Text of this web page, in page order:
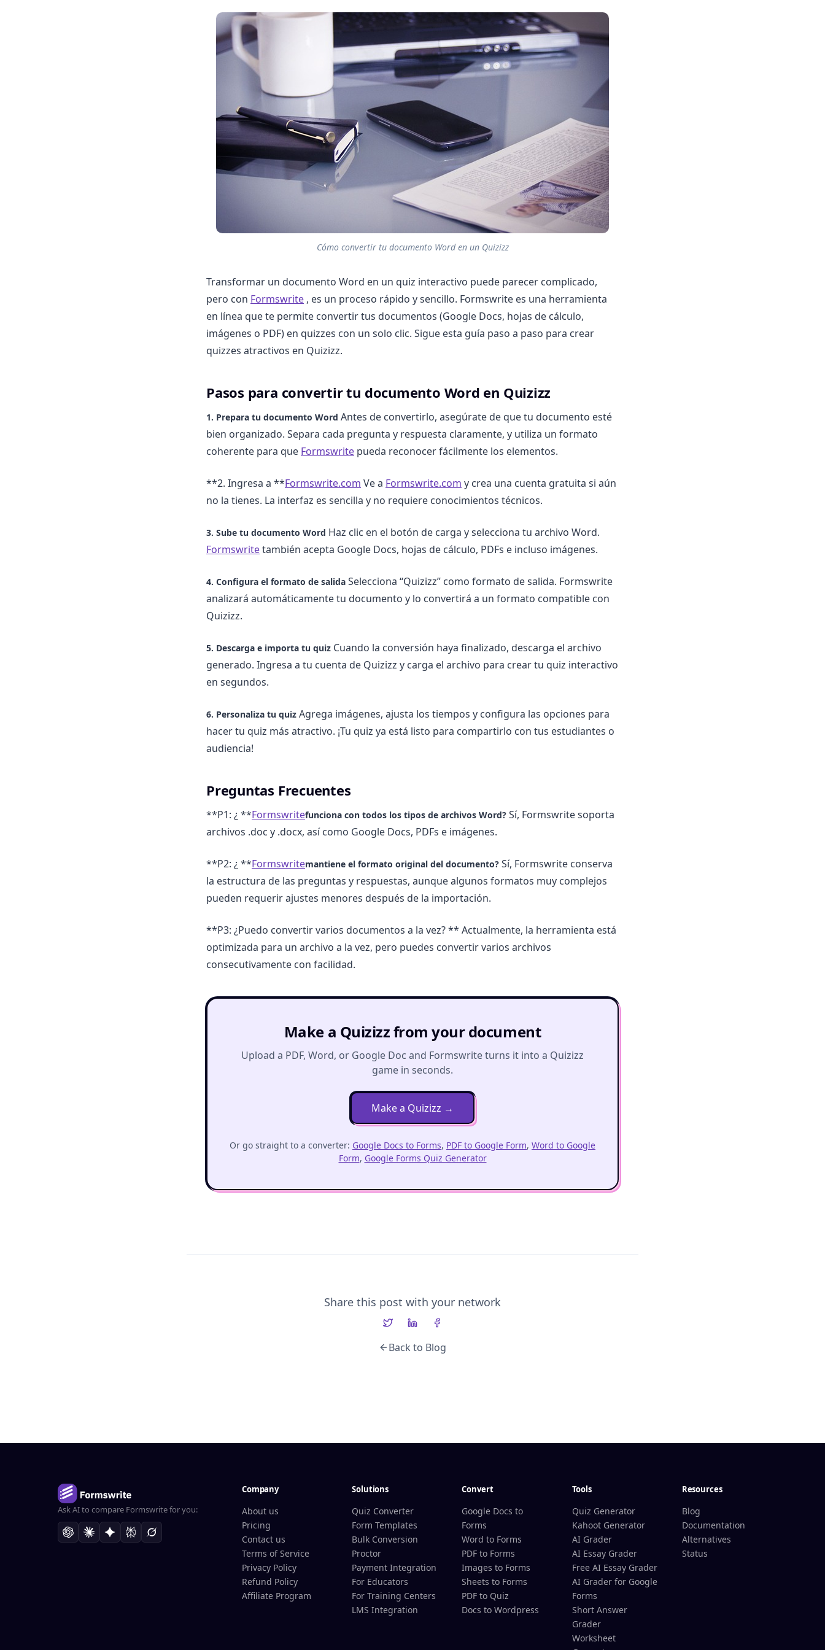
Cómo convertir tu documento Word en un Quizizz
Transformar un documento Word en un quiz interactivo puede parecer complicado,
pero con Formswrite , es un proceso rápido y sencillo. Formswrite es una herramienta
en línea que te permite convertir tus documentos (Google Docs, hojas de cálculo,
imágenes o PDF) en quizzes con un solo clic. Sigue esta guía paso a paso para crear
quizzes atractivos en Quizizz.
Pasos para convertir tu documento Word en Quizizz
1. Prepara tu documento Word Antes de convertirlo, asegúrate de que tu documento esté
bien organizado. Separa cada pregunta y respuesta claramente, y utiliza un formato
coherente para que Formswrite pueda reconocer fácilmente los elementos.
**2. Ingresa a **Formswrite.com Ve a Formswrite.com y crea una cuenta gratuita si aún
no la tienes. La interfaz es sencilla y no requiere conocimientos técnicos.
3. Sube tu documento Word Haz clic en el botón de carga y selecciona tu archivo Word.
Formswritetambién acepta Google Docs, hojas de cálculo, PDFs e incluso imágenes.
4. Configura el formato de salida Selecciona “Quizizz” como formato de salida. Formswrite
analizará automáticamente tu documento y lo convertirá a un formato compatible con
Quizizz.
5. Descarga e importa tu quiz Cuando la conversión haya finalizado, descarga el archivo
generado. Ingresa a tu cuenta de Quizizz y carga el archivo para crear tu quiz interactivo
en segundos.
6. Personaliza tu quiz Agrega imágenes, ajusta los tiempos y configura las opciones para
hacer tu quiz más atractivo. ¡Tu quiz ya está listo para compartirlo con tus estudiantes o
audiencia!
Preguntas Frecuentes
**P1: ¿ **Formswritefunciona con todos los tipos de archivos Word? Sí, Formswrite soporta
archivos .doc y .docx, así como Google Docs, PDFs e imágenes.
**P2: ¿ **Formswritemantiene el formato original del documento? Sí, Formswrite conserva
la estructura de las preguntas y respuestas, aunque algunos formatos muy complejos
pueden requerir ajustes menores después de la importación.
**P3: ¿Puedo convertir varios documentos a la vez? ** Actualmente, la herramienta está
optimizada para un archivo a la vez, pero puedes convertir varios archivos
consecutivamente con facilidad.
Make a Quizizz from your document
Upload a PDF, Word, or Google Doc and Formswrite turns it into a Quizizz
game in seconds.
Make a Quizizz →
Or go straight to a converter: Google Docs to Forms, PDF to Google Form, Word to Google
Form, Google Forms Quiz Generator
Share this post with your network
Back to Blog
Ask AI to compare Formswrite for you:
Company
About us
Pricing
Contact us
Terms of Service
Privacy Policy
Refund Policy
Affiliate Program
Solutions
Quiz Converter
Form Templates
Bulk Conversion
Proctor
Payment Integration
For Educators
For Training Centers
LMS Integration
Convert
Google Docs to
Forms
Word to Forms
PDF to Forms
Images to Forms
Sheets to Forms
PDF to Quiz
Docs to Wordpress
Tools
Quiz Generator
Kahoot Generator
AI Grader
AI Essay Grader
Free AI Essay Grader
AI Grader for Google
Forms
Short Answer
Grader
Worksheet
Resources
Blog
Documentation
Alternatives
Status